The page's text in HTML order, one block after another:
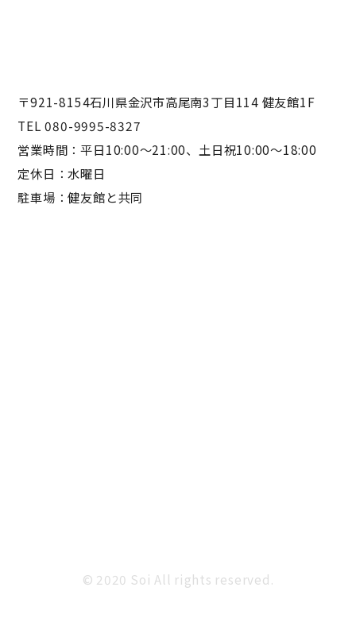
〒921-8154石川県金沢市高尾南3丁目114 健友館1F
TEL 080-9995-8327
営業時間：平日10:00〜21:00、土日祝10:00〜18:00
定休日：水曜日
駐車場：健友館と共同
© 2020 Soi All rights reserved.